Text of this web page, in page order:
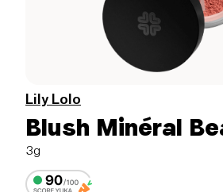
Lily Lolo
Blush Minéral
3g